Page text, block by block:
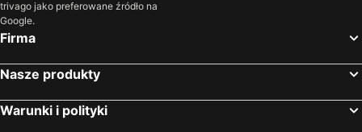
trivago jako preferowane źródło na
Google.
Firma
Nasze produkty
Warunki i polityki